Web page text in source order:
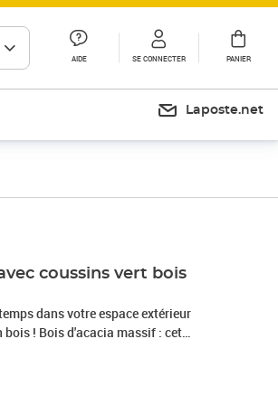
AIDE SE CONNECTER PANIER
Laposte.net
coussins vert bois
dans votre espace extérieur
bois ! Bois d'acacia massif : cet
massif. Le bois d'acacia solide est
: le dossier ajoute un confort